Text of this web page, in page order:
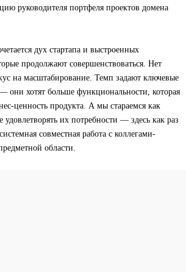
руководителя портфеля проектов домена
дух стартапа и выстроенных
продолжают совершенствоваться. Нет
на масштабирование. Темп задают ключевые
они хотят больше функциональности, которая
ценность продукта. А мы стараемся как
их потребности — здесь как раз
совместная работа с коллегами-
области.